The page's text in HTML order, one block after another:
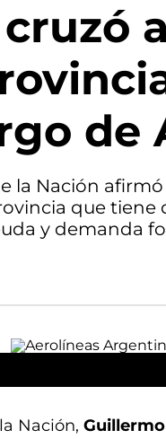
de
la Nación
que tiene
y demanda
Nación,